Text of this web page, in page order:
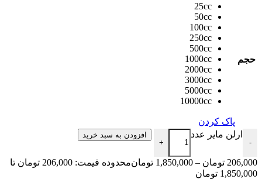
حجم
25cc
50cc
100cc
250cc
500cc
1000cc
2000cc
3000cc
5000cc
10000cc
پاک کردن
-
ارلن مایر عدد
+
افزودن به سبد خرید
206,000 تومان –
1,850,000 تومان
محدوده قیمت: 206,000 تومان تا
1,850,000 تومان